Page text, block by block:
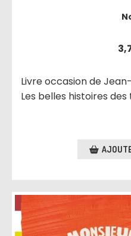
Livre occasion de
Les belles histoires